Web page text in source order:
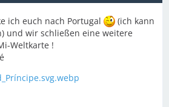
ich euch nach Portugal
(ich kann
und wir schließen eine weitere
Weltkarte !